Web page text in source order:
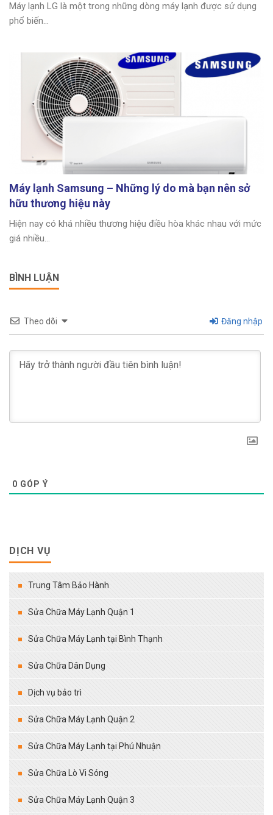
Máy lạnh LG là một trong những dòng máy lạnh được sử dụng
phổ biến...
Máy lạnh Samsung – Những lý do mà bạn nên sở
hữu thương hiệu này
Hiện nay có khá nhiều thương hiệu điều hòa khác nhau với mức
giá nhiều...
BÌNH LUẬN
Theo dõi Đăng nhập
0 GÓP Ý
DỊCH VỤ
Trung Tâm Bảo Hành
Sửa Chữa Máy Lạnh Quận 1
Sửa Chữa Máy Lạnh tại Bình Thạnh
Sửa Chữa Dân Dụng
Dịch vụ bảo trì
Sửa Chữa Máy Lạnh Quận 2
Sửa Chữa Máy Lạnh tại Phú Nhuận
Sửa Chữa Lò Vi Sóng
Sửa Chữa Máy Lạnh Quận 3